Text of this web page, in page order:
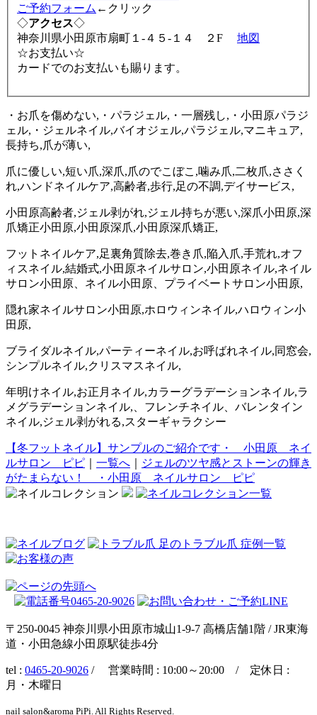
ご予約フォーム ←クリック
◇アクセス◇
神奈川県小田原市扇町１-４５-１４ ２F 地図
☆お支払い☆
カードでのお支払いも賜ります。
・お爪を傷めない,・パラジェル,・一層残し,・小田原パラジ
ェル,・ジェルネイル,バイオジェル,パラジェル,マニキュア,
長持ち,爪が薄い,
爪に優しい,短い爪,深爪,爪のでこぼこ,噛み爪,二枚爪,ささく
れ,ハンドネイルケア,高齢者,歩行,足の不調,デイサービス,
小田原高齢者,ジェル剥がれ,ジェル持ちが悪い,深爪小田原,深
爪矯正小田原,小田原深爪,小田原深爪矯正,
フットネイルケア,足裏角質除去,巻き爪,陥入爪,手荒れ,オフ
ィスネイル,結婚式,小田原ネイルサロン,小田原ネイル,ネイル
サロン小田原、ネイル小田原、プライベートサロン小田原,
隠れ家ネイルサロン小田原,ホロウィンネイル,ハロウィン小
田原,
ブライダルネイル,パーティーネイル,お呼ばれネイル,同窓会,
シンプルネイル,クリスマスネイル,
年明けネイル,お正月ネイル,カラーグラデーションネイル,ラ
メグラデーションネイル,、フレンチネイル、バレンタイン
ネイル,ジェル剥がれる,スターギャラクシー
【冬フットネイル】サンプルのご紹介です・ 小田原 ネイ
ルサロン ピピ
一覧へ
ジェルのツヤ感とストーンの輝き
がたまらない！ ・小田原 ネイルサロン ピピ
〒250-0045 神奈川県小田原市城山1-9-7 高橋店舗1階 / JR東海
道・小田急線小田原駅徒歩4分
tel : 0465-20-9026 / 営業時間 : 10:00～20:00 / 定休日 :
月・木曜日
nail salon&aroma PiPi. All Rights Reserved.